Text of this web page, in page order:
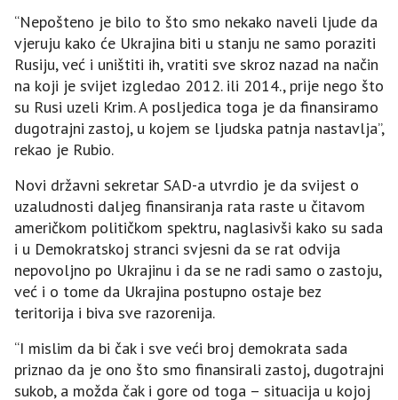
“Nepošteno je bilo to što smo nekako naveli ljude da
vjeruju kako će Ukrajina biti u stanju ne samo poraziti
Rusiju, već i uništiti ih, vratiti sve skroz nazad na način
na koji je svijet izgledao 2012. ili 2014., prije nego što
su Rusi uzeli Krim. A posljedica toga je da finansiramo
dugotrajni zastoj, u kojem se ljudska patnja nastavlja”,
rekao je Rubio.
Novi državni sekretar SAD-a utvrdio je da svijest o
uzaludnosti daljeg finansiranja rata raste u čitavom
američkom političkom spektru, naglasivši kako su sada
i u Demokratskoj stranci svjesni da se rat odvija
nepovoljno po Ukrajinu i da se ne radi samo o zastoju,
već i o tome da Ukrajina postupno ostaje bez
teritorija i biva sve razorenija.
“I mislim da bi čak i sve veći broj demokrata sada
priznao da je ono što smo finansirali zastoj, dugotrajni
sukob, a možda čak i gore od toga – situacija u kojoj